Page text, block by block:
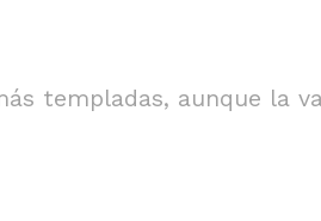
templadas, aunque la